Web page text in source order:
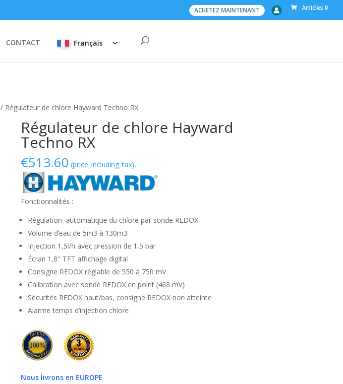
ACHETEZ MAINTENANT Articles 0
CONTACT Français
/ Régulateur de chlore Hayward Techno RX
Régulateur de chlore Hayward
Techno RX
€513.60 (price_including_tax),
Fonctionnalités :
Régulation automatique du chlore par sonde REDOX
Volume d’eau de 5m3 à 130m3
Injection 1,5l/h avec pression de 1,5 bar
Écran 1,8″ TFT affichage digital
Consigne REDOX réglable de 550 à 750 mV
Calibration avec sonde REDOX en point (468 mV)
Sécurités REDOX haut/bas, consigne REDOX non atteinte
Alarme temps d’injection chlore
Nous livrons en EUROPE